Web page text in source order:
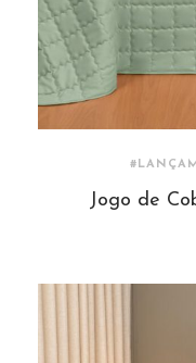
Jogo de